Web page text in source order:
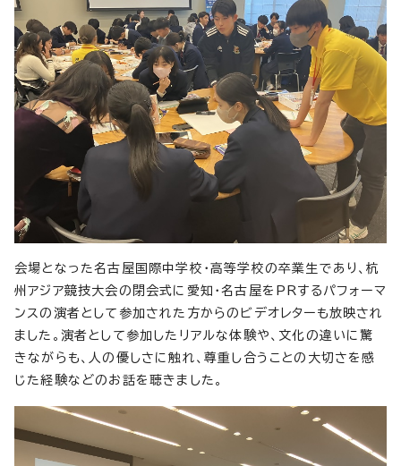
会場となった名古屋国際中学校・高等学校の卒業生であり、杭
州アジア競技大会の閉会式に愛知・名古屋をPRするパフォーマ
ンスの演者として参加された方からのビデオレターも放映され
ました。演者として参加したリアルな体験や、文化の違いに驚
きながらも、人の優しさに触れ、尊重し合うことの大切さを感
じた経験などのお話を聴きました。